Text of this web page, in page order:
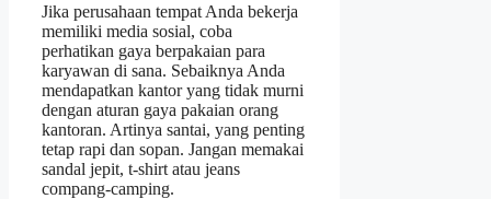
Jika perusahaan tempat Anda bekerja
memiliki media sosial, coba
perhatikan gaya berpakaian para
karyawan di sana. Sebaiknya Anda
mendapatkan kantor yang tidak murni
dengan aturan gaya pakaian orang
kantoran. Artinya santai, yang penting
tetap rapi dan sopan. Jangan memakai
sandal jepit, t-shirt atau jeans
compang-camping.